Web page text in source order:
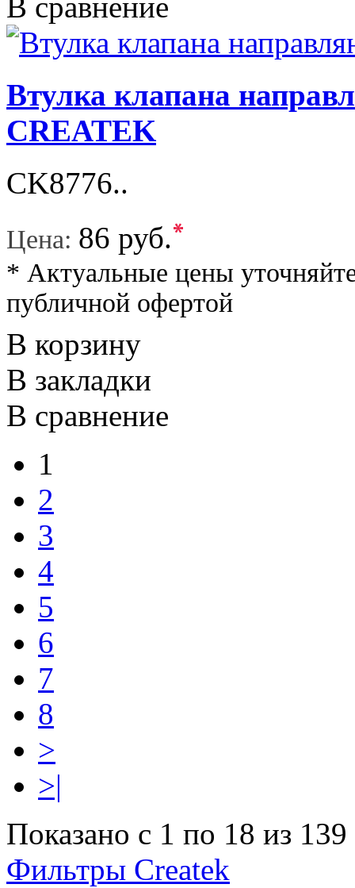
Втулка клапана
CREATEK
CK8776..
Цена: 86 руб.*
* Актуальные цены
публичной офертой
В корзину
В закладки
В сравнение
1
2
3
4
5
6
7
8
>
>|
Показано с 1 по 18 из 139
Фильтры Createk